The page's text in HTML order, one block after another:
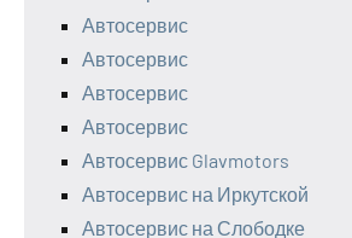
Автосервис
Автосервис
Автосервис
Автосервис
Автосервис Glavmotors
Автосервис на Иркутской
Автосервис на Слободке